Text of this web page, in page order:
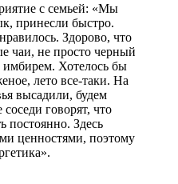
с семьей: «Мы
принесли быстро.
Здорово, что
чаи, не просто черный
имбирем. Хотелось бы
лето все-таки. На
высадили, будем
говорят, что
постоянно. Здесь
ценностями, поэтому